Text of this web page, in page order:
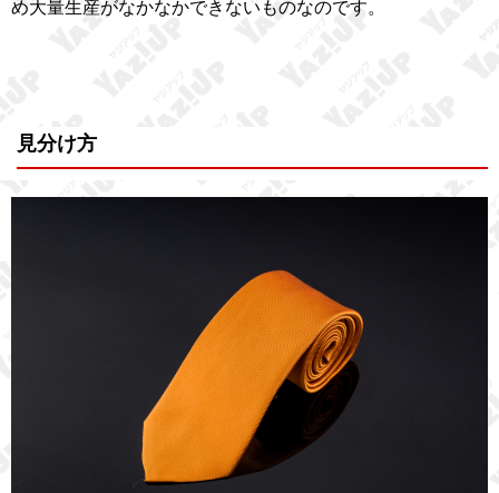
め大量生産がなかなかできないものなのです。
見分け方